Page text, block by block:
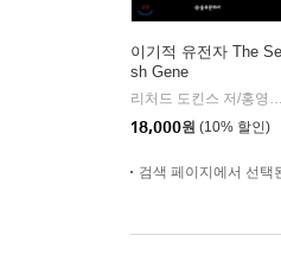
이기적 유전자 The
sh Gene
리처드 도킨스 저/홍영남,이상임 공역
18,000원 (10% 할인)
검색 페이지에서 선택